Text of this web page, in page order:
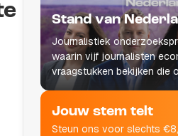
Stand van
Journalistiek
waarin vijf journalisten
vraagstukken bekijken die
leven raken.
Jouw stem telt
Steun ons voor slechts